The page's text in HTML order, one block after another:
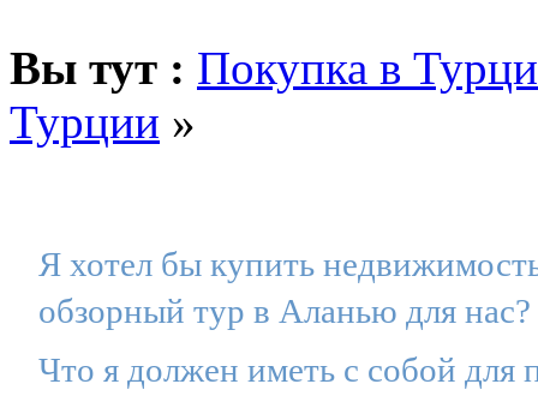
Вы тут : Покупка в
Турции »
Я хотел бы купить
обзорный тур в Аланью для
Что я должен иметь с собой